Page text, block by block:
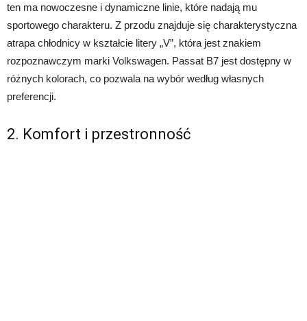
ten ma nowoczesne i dynamiczne linie, które nadają mu
sportowego charakteru. Z przodu znajduje się charakterystyczna
atrapa chłodnicy w kształcie litery „V”, która jest znakiem
rozpoznawczym marki Volkswagen. Passat B7 jest dostępny w
różnych kolorach, co pozwala na wybór według własnych
preferencji.
2. Komfort i przestronność